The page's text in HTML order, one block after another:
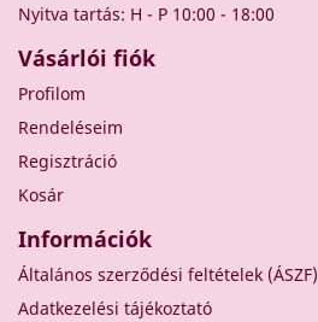
Nyitva tartás: H - P 10:00 - 18:00
Vásárlói fiók
Profilom
Rendeléseim
Regisztráció
Kosár
Információk
Általános szerződési feltételek (ÁSZF)
Adatkezelési tájékoztató